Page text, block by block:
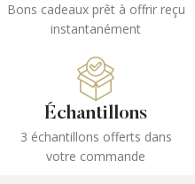
électronique depuis votre email de
confirmation de commande.
votre institut Bodysphere afin de
faire votre activité sans aucun frais
supplémentaire.
Votre carte cadeau est valable 1 an
à compter de sa date d'achat.
Bons cadeaux prêt à offrir reçu
instantanément
Échantillons
3 échantillons offerts dans
votre commande